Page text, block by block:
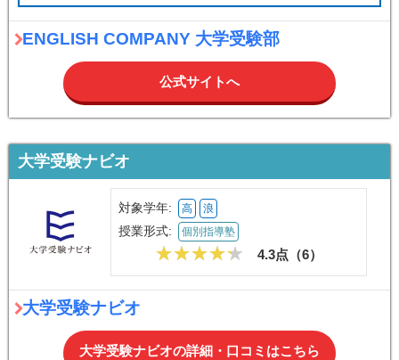
ENGLISH COMPANY 大学受験部
公式サイトへ
大学受験ナビオ
対象学年: 高 浪
授業形式: 個別指導塾
4.3点（6）
大学受験ナビオ
大学受験ナビオの詳細・口コミはこちら